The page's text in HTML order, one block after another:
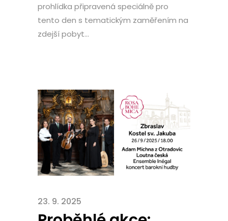
prohlídka připravená speciálně pro
tento den s tematickým zaměřením na
zdejší pobyt...
23. 9. 2025